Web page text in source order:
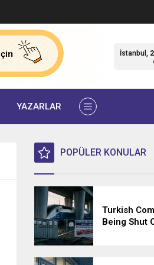
İstanbul,
YAZARLAR
POPÜLER KONULAR
Turkish
Being Shut